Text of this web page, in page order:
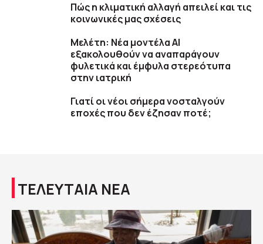
Πώς η κλιματική αλλαγή απειλεί και τις
κοινωνικές μας σχέσεις
Μελέτη: Νέα μοντέλα ΑΙ
εξακολουθούν να αναπαράγουν
φυλετικά και έμφυλα στερεότυπα
στην ιατρική
Γιατί οι νέοι σήμερα νοσταλγούν
εποχές που δεν έζησαν ποτέ;
ΤΕΛΕΥΤΑΙΑ ΝΕΑ